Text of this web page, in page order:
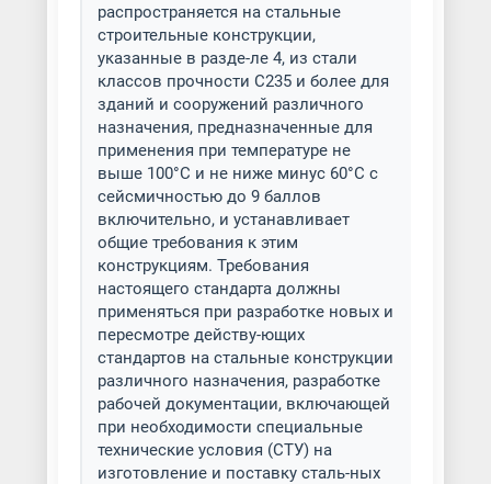
распространяется на стальные
строительные конструкции,
указанные в разде-ле 4, из стали
классов прочности С235 и более для
зданий и сооружений различного
назначения, предназначенные для
применения при температуре не
выше 100°С и не ниже минус 60°С с
сейсмичностью до 9 баллов
включительно, и устанавливает
общие требования к этим
конструкциям. Требования
настоящего стандарта должны
применяться при разработке новых и
пересмотре действу-ющих
стандартов на стальные конструкции
различного назначения, разработке
рабочей документации, включающей
при необходимости специальные
технические условия (СТУ) на
изготовление и поставку сталь-ных